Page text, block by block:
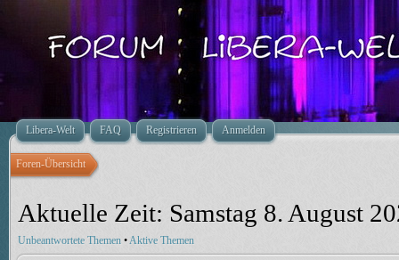
Libera-Welt FAQ Registrieren Anmelden
Foren-Übersicht
Aktuelle Zeit: Samstag 8. August
Unbeantwortete Themen •Aktive Themen